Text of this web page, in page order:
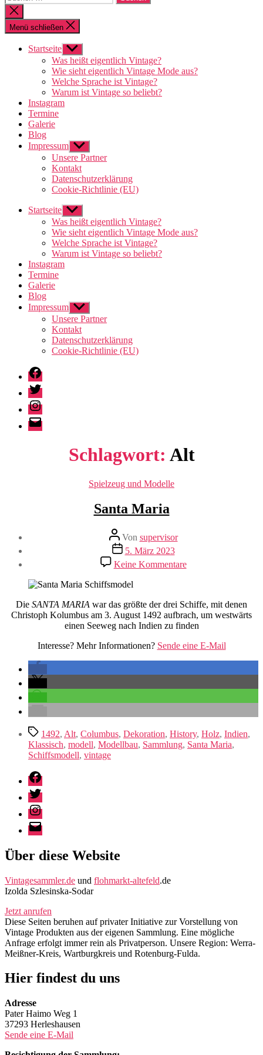
nach:
Suche
schließen
Menü schließen
Startseite Untermenü
anzeigen
Was heißt eigentlich Vintage?
Wie sieht eigentlich Vintage Mode aus?
Welche Sprache ist Vintage?
Warum ist Vintage so beliebt?
Instagram
Termine
Galerie
Blog
Impressum Untermenü
anzeigen
Unsere Partner
Kontakt
Datenschutzerklärung
Cookie-Richtlinie (EU)
Startseite Untermenü
anzeigen
Was heißt eigentlich Vintage?
Wie sieht eigentlich Vintage Mode aus?
Welche Sprache ist Vintage?
Warum ist Vintage so beliebt?
Instagram
Termine
Galerie
Blog
Impressum Untermenü
anzeigen
Unsere Partner
Kontakt
Datenschutzerklärung
Cookie-Richtlinie (EU)
Facebook
Twitter
Instagram
E-
Mail
Schlagwort: Alt
Kategorien
Spielzeug und Modelle
Santa Maria
Beitragsautor
Von supervisor
Veröffentlichungsdatum
5. März 2023
Keine Kommentarezu
Santa
Die SANTA MARIA war das größte der drei Schiffe, mit denen
Christoph Kolumbus am 3. August 1492 aufbrach, um westwärts
einen Seeweg nach Indien zu finden
Interesse? Mehr Informationen? Sende eine E-Mail
Schlagwörter
1492, Alt, Columbus, Dekoration, History, Holz, Indien,
Klassisch, modell, Modellbau, Sammlung, Santa Maria,
Schiffsmodell, vintage
Facebook
Twitter
Instagram
E-
Mail
Über diese Website
Vintagesammler.de und flohmarkt-altefeld.de
Izolda Szlesinska-Sodar
Jetzt anrufen
Diese Seiten beruhen auf privater Initiative zur Vorstellung von
Vintage Produkten aus der eigenen Sammlung. Eine mögliche
Anfrage erfolgt immer rein als Privatperson. Unsere Region: Werra-
Meißner-Kreis, Wartburgkreis und Rotenburg-Fulda.
Hier findest du uns
Adresse
Pater Haimo Weg 1
37293 Herleshausen
Sende eine E-Mail